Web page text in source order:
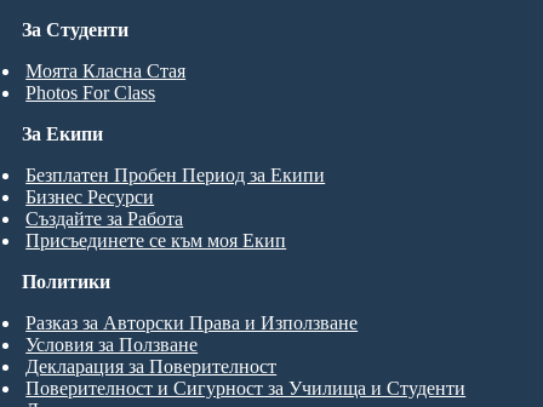
За Студенти
Моята Класна Стая
Photos For Class
За Екипи
Безплатен Пробен Период за Екипи
Бизнес Ресурси
Създайте за Работа
Присъединете се към моя Екип
Политики
Разказ за Авторски Права и Използване
Условия за Ползване
Декларация за Поверителност
Поверителност и Сигурност за Училища и Студенти